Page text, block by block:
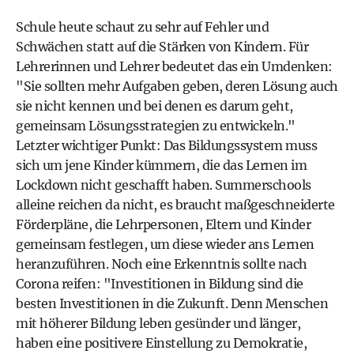
Schule heute schaut zu sehr auf Fehler und
Schwächen statt auf die Stärken von Kindern. Für
Lehrerinnen und Lehrer bedeutet das ein Umdenken:
"Sie sollten mehr Aufgaben geben, deren Lösung auch
sie nicht kennen und bei denen es darum geht,
gemeinsam Lösungsstrategien zu entwickeln."
Letzter wichtiger Punkt: Das Bildungssystem muss
sich um jene Kinder kümmern, die das Lernen im
Lockdown nicht geschafft haben. Summerschools
alleine reichen da nicht, es braucht maßgeschneiderte
Förderpläne, die Lehrpersonen, Eltern und Kinder
gemeinsam festlegen, um diese wieder ans Lernen
heranzuführen. Noch eine Erkenntnis sollte nach
Corona reifen: "Investitionen in Bildung sind die
besten Investitionen in die Zukunft. Denn Menschen
mit höherer Bildung leben gesünder und länger,
haben eine positivere Einstellung zu Demokratie,